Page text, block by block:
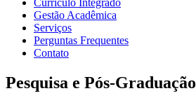
Gestão Acadêmica
Serviços
Perguntas Frequentes
Contato
Pesquisa e Pós-Graduação